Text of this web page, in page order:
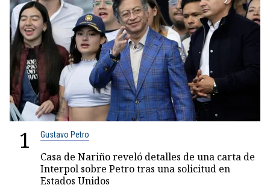
1 Gustavo Petro
Casa de Nariño reveló detalles de una carta de
Interpol sobre Petro tras una solicitud en
Estados Unidos